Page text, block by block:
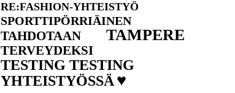
RE:FASHION-YHTEISTYÖ
SPORTTIPÖRRIÄINEN
TAHDOTAAN TAMPERE
TERVEYDEKSI
TESTING TESTING
YHTEISTYÖSSÄ♥